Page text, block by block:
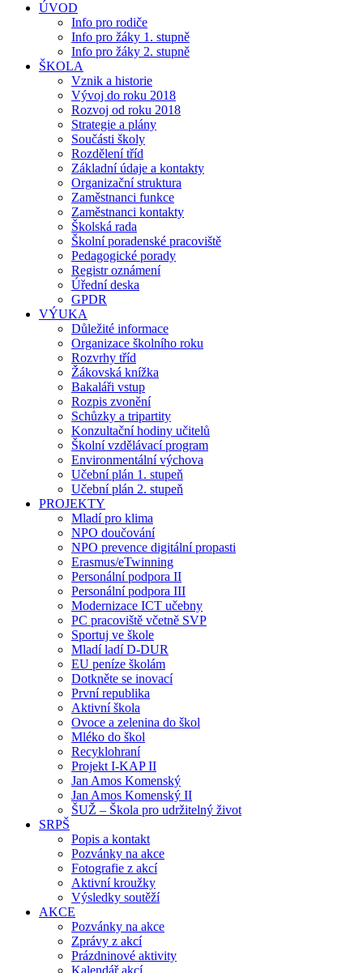
ÚVOD
Info pro rodiče
Info pro žáky 1. stupně
Info pro žáky 2. stupně
ŠKOLA
Vznik a historie
Vývoj do roku 2018
Rozvoj od roku 2018
Strategie a plány
Součásti školy
Rozdělení tříd
Základní údaje a kontakty
Organizační struktura
Zaměstnanci funkce
Zaměstnanci kontakty
Školská rada
Školní poradenské pracoviště
Pedagogické porady
Registr oznámení
Úřední deska
GPDR
VÝUKA
Důležité informace
Organizace školního roku
Rozvrhy tříd
Žákovská knížka
Bakaláři vstup
Rozpis zvonění
Schůzky a tripartity
Konzultační hodiny učitelů
Školní vzdělávací program
Environmentální výchova
Učební plán 1. stupeň
Učební plán 2. stupeň
PROJEKTY
Mladí pro klima
NPO doučování
NPO prevence digitální propasti
Erasmus/eTwinning
Personální podpora II
Personální podpora III
Modernizace ICT učebny
PC pracoviště včetně SVP
Sportuj ve škole
Mladí ladí D-DUR
EU peníze školám
Dotkněte se inovací
První republika
Aktivní škola
Ovoce a zelenina do škol
Mléko do škol
Recyklohraní
Projekt I-KAP II
Jan Amos Komenský
Jan Amos Komenský II
ŠUŽ – Škola pro udržitelný život
SRPŠ
Popis a kontakt
Pozvánky na akce
Fotografie z akcí
Aktivní kroužky
Výsledky soutěží
AKCE
Pozvánky na akce
Zprávy z akcí
Prázdninové aktivity
Kalendář akcí